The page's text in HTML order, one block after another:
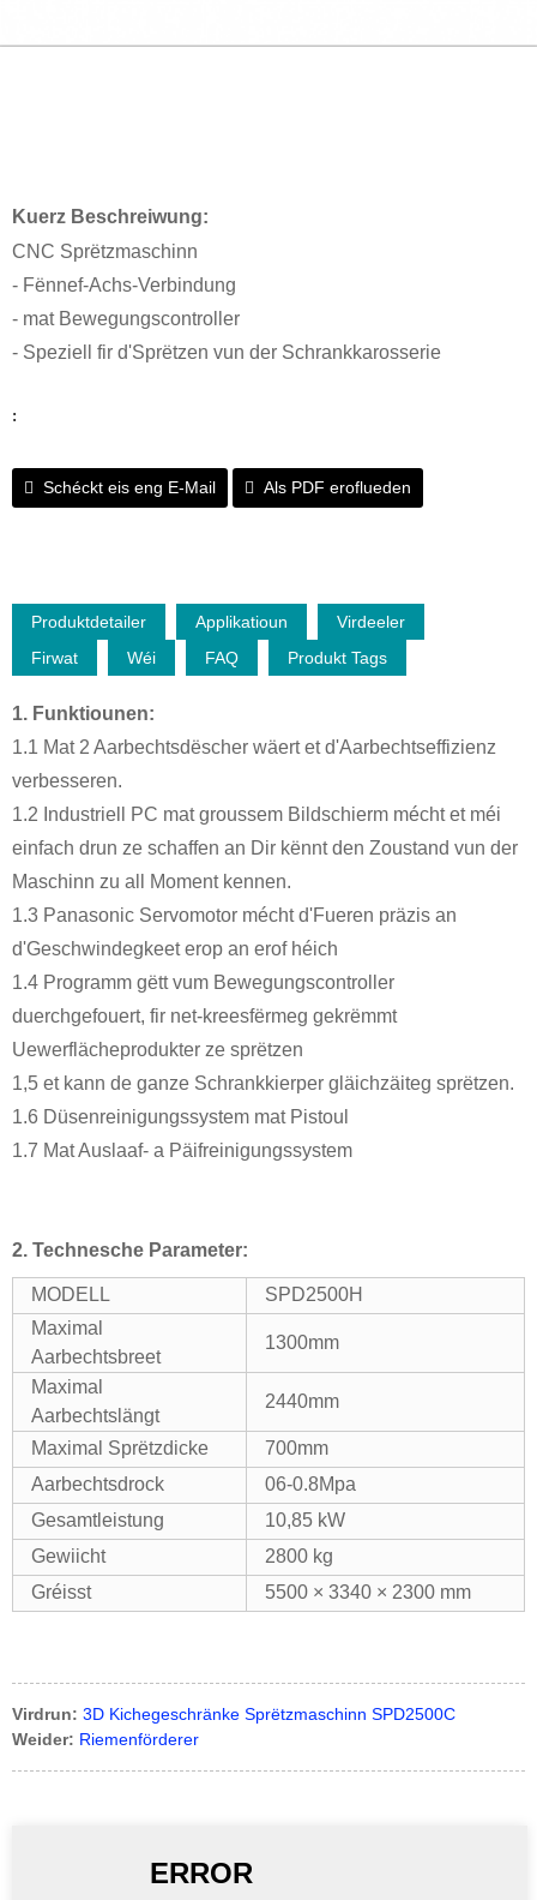
Kuerz Beschreiwung:
CNC Sprëtzmaschinn
- Fënnef-Achs-Verbindung
- mat Bewegungscontroller
- Speziell fir d'Sprëtzen vun der Schrankkarosserie
:
Schéckt eis eng E-Mail Als PDF eroflueden
Produktdetailer Applikatioun
Virdeeler
Firwat
Wéi FAQ Produkt Tags
1. Funktiounen:
1.1 Mat 2 Aarbechtsdëscher wäert et d'Aarbechtseffizienz
verbesseren.
1.2 Industriell PC mat groussem Bildschierm mécht et méi
einfach drun ze schaffen an Dir kënnt den Zoustand vun der
Maschinn zu all Moment kennen.
1.3 Panasonic Servomotor mécht d'Fueren präzis an
d'Geschwindegkeet erop an erof héich
1.4 Programm gëtt vum Bewegungscontroller
duerchgefouert, fir net-kreesfërmeg gekrëmmt
Uewerflächeprodukter ze sprëtzen
1,5 et kann de ganze Schrankkierper gläichzäiteg sprëtzen.
1.6 Düsenreinigungssystem mat Pistoul
1.7 Mat Auslaaf- a Päifreinigungssystem
2. Technesche Parameter:
MODELL
SPD2500H
Maximal
Aarbechtsbreet
1300mm
Maximal
Aarbechtslängt
2440mm
Maximal Sprëtzdicke
700mm
Aarbechtsdrock
06-0.8Mpa
Gesamtleistung
10,85 kW
Gewiicht
2800 kg
Gréisst
5500 × 3340 × 2300 mm
Virdrun: 3D Kichegeschränke Sprëtzmaschinn SPD2500C
Weider: Riemenförderer